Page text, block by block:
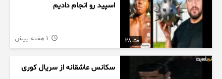
28:50
اسپید رو انجام دادیم
سکانس عاشقانه از سریال کوری